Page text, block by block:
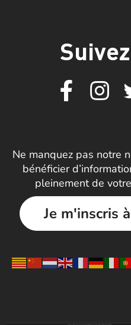
Ne manquez pas notre
bénéficier
pleinement de
Je m'inscris